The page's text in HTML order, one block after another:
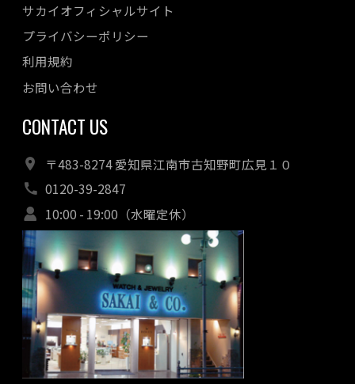
サカイオフィシャルサイト
プライバシーポリシー
利用規約
お問い合わせ
CONTACT US
〒483-8274 愛知県江南市古知野町広見１０
0120-39-2847
10:00 - 19:00（水曜定休）